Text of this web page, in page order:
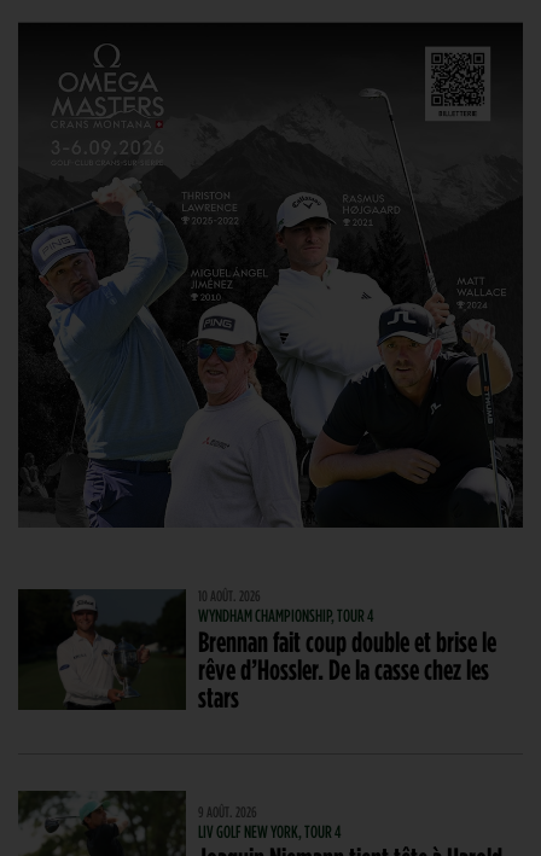
10 AOÛT. 2026
WYNDHAM CHAMPIONSHIP, TOUR 4
Brennan fait coup double et brise le
rêve d’Hossler. De la casse chez les
stars
9 AOÛT. 2026
LIV GOLF NEW YORK, TOUR 4